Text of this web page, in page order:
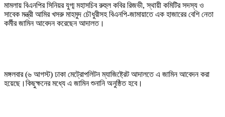
মামলায় বিএনপির সিনিয়র যুগ্ম মহাসচিব রুহুল কবির রিজভী, স্থায়ী কমিটির সদস্য ও
সাবেক মন্ত্রী আমির খসরু মাহমুদ চৌধুরীসহ বিএনপি-জামায়াতে এক হাজারের বেশি নেতা
কর্মীর জামিন আবেদন করেছেন আদালত।
মঙ্গলবার (৬ আগস্ট) ঢাকা মেট্রোপলিটন ম্যাজিষ্ট্রেট আদালতে এ জামিন আবেদন করা
হয়েছে।কিছুক্ষনের মধ্যে এ জামিন শুনানি অনুষ্ঠিত হবে।